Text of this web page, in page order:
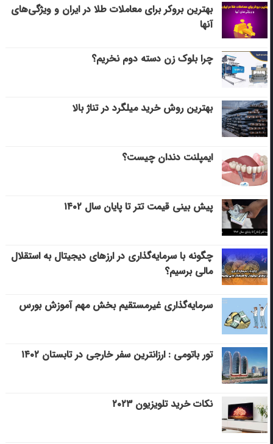
بهترین بروکر برای معاملات طلا در ایران و ویژگی‌های
آنها
چرا بلوک زن دسته دوم نخریم؟
بهترین روش خرید میلگرد در تناژ بالا
ایمپلنت دندان چیست؟
پیش بینی قیمت تتر تا پایان سال ۱۴۰۲
چگونه با سرمایه‌گذاری در ارزهای دیجیتال به استقلال
مالی برسیم؟
سرمایه‌گذاری غیرمستقیم بخش مهم آموزش بورس
تور باتومی : ارزانترین سفر خارجی در تابستان ۱۴۰۲
نکات خرید تلویزیون ۲۰۲۳